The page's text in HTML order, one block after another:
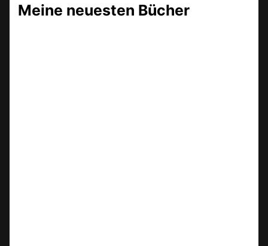
Meine neuesten Bücher